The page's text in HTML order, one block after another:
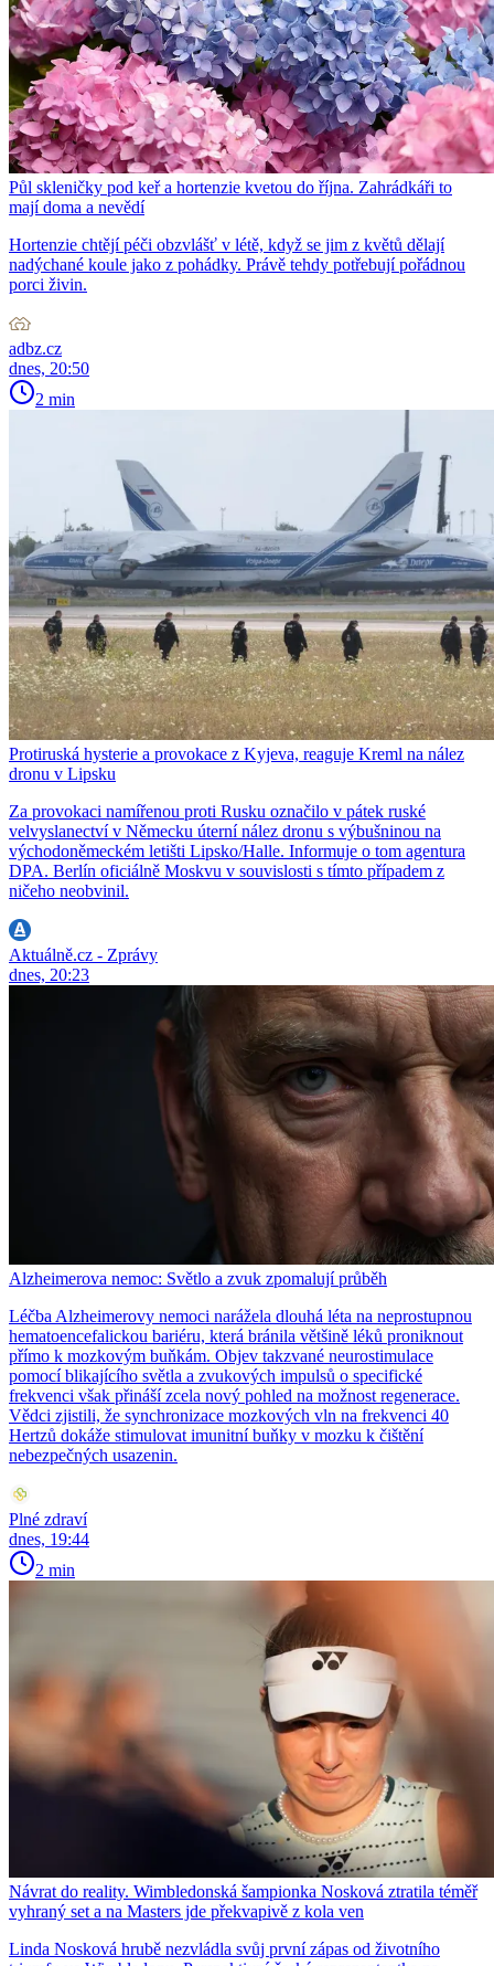
Půl skleničky pod keř a hortenzie kvetou do října. Zahrádkáři to
mají doma a nevědí
Hortenzie chtějí péči obzvlášť v létě, když se jim z květů dělají
nadýchané koule jako z pohádky. Právě tehdy potřebují pořádnou
porci živin.
adbz.cz
dnes, 20:50
2 min
Protiruská hysterie a provokace z Kyjeva, reaguje Kreml na nález
dronu v Lipsku
Za provokaci namířenou proti Rusku označilo v pátek ruské
velvyslanectví v Německu úterní nález dronu s výbušninou na
východoněmeckém letišti Lipsko/Halle. Informuje o tom agentura
DPA. Berlín oficiálně Moskvu v souvislosti s tímto případem z
ničeho neobvinil.
Aktuálně.cz - Zprávy
dnes, 20:23
Alzheimerova nemoc: Světlo a zvuk zpomalují průběh
Léčba Alzheimerovy nemoci narážela dlouhá léta na neprostupnou
hematoencefalickou bariéru, která bránila většině léků proniknout
přímo k mozkovým buňkám. Objev takzvané neurostimulace
pomocí blikajícího světla a zvukových impulsů o specifické
frekvenci však přináší zcela nový pohled na možnost regenerace.
Vědci zjistili, že synchronizace mozkových vln na frekvenci 40
Hertzů dokáže stimulovat imunitní buňky v mozku k čištění
nebezpečných usazenin.
Plné zdraví
dnes, 19:44
2 min
Návrat do reality. Wimbledonská šampionka Nosková ztratila téměř
vyhraný set a na Masters jde překvapivě z kola ven
Linda Nosková hrubě nezvládla svůj první zápas od životního